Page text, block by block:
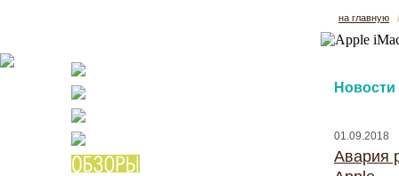
на главную
Новости
01.09.2018
Авария